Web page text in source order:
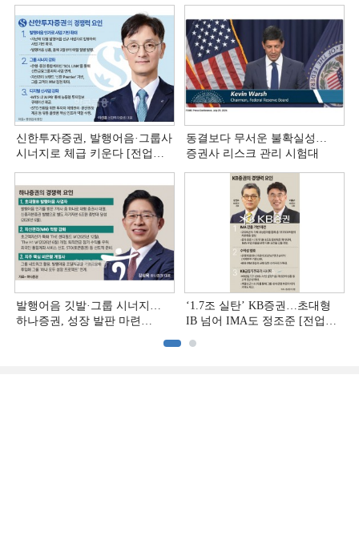
신한투자증권, 발행어음·그룹사
시너지로 체급 키운다 [전업계
동결보다 무서운 불확실성…
증권사 리스크 관리 시험대
발행어음 깃발·그룹 시너지…
하나증권, 성장 발판 마련
‘1.7조 실탄’ KB증권…초대형
IB 넘어 IMA도 정조준 [전업계